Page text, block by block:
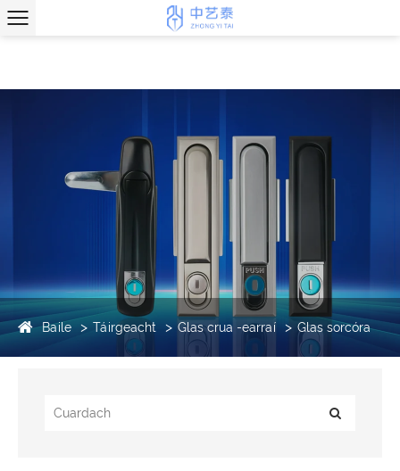
Baile Táirgeacht Glas crua -earraí Glas sorcóra